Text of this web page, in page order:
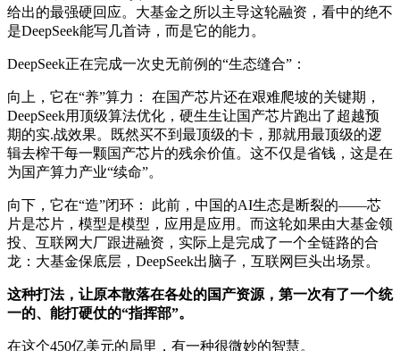
给出的最强硬回应。大基金之所以主导这轮融资，看中的绝不
是DeepSeek能写几首诗，而是它的能力。
DeepSeek正在完成一次史无前例的“生态缝合”：
向上，它在“养”算力： 在国产芯片还在艰难爬坡的关键期，
DeepSeek用顶级算法优化，硬生生让国产芯片跑出了超越预
期的实.战效果。既然买不到最顶级的卡，那就用最顶级的逻
辑去榨干每一颗国产芯片的残余价值。这不仅是省钱，这是在
为国产算力产业“续命”。
向下，它在“造”闭环： 此前，中国的AI生态是断裂的——芯
片是芯片，模型是模型，应用是应用。而这轮如果由大基金领
投、互联网大厂跟进融资，实际上是完成了一个全链路的合
龙：大基金保底层，DeepSeek出脑子，互联网巨头出场景。
这种打法，让原本散落在各处的国产资源，第一次有了一个统
一的、能打硬仗的“指挥部”。
在这个450亿美元的局里，有一种很微妙的智慧。